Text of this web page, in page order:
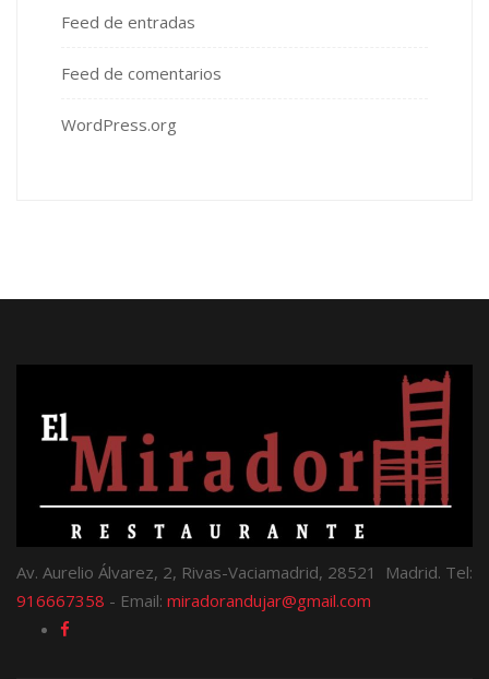
Feed de entradas
Feed de comentarios
WordPress.org
Av. Aurelio Álvarez, 2, Rivas-Vaciamadrid, 28521 Madrid. Tel:
916667358 - Email: miradorandujar@gmail.com